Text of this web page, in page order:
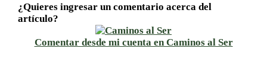
¿Quieres ingresar un comentario acerca del
artículo?
Comentar desde mi cuenta en Caminos al Ser